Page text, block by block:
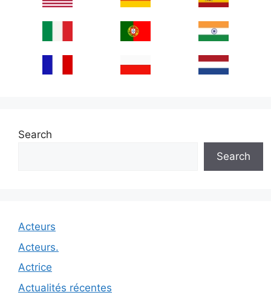
Search
Search
Acteurs
Acteurs.
Actrice
Actualités récentes